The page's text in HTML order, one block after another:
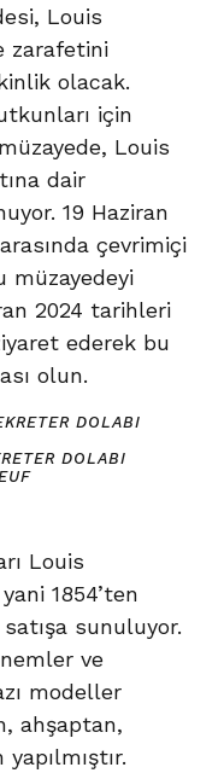
Louis
zarafetini
olacak.
için
Louis
dair
19 Haziran
çevrimiçi
müzayedeyi
2024 tarihleri
ederek bu
olun.
DOLABI
Louis
1854’ten
sunuluyor.
ve
modeller
ahşaptan,